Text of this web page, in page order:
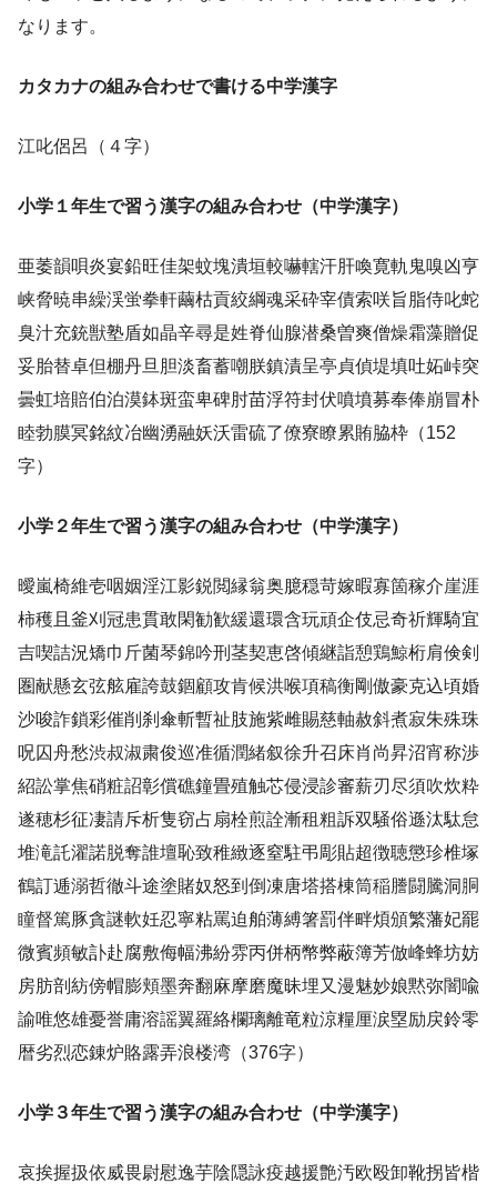
なります。
カタカナの組み合わせで書ける中学漢字
江叱侶呂（４字）
小学１年生で習う漢字の組み合わせ（中学漢字）
亜萎韻唄炎宴鉛旺佳架蚊塊潰垣較嚇轄汗肝喚寛軌鬼嗅凶亨
峡脅暁串繰渓蛍拳軒繭枯貢絞綱魂采砕宰債索咲旨脂侍叱蛇
臭汁充銃獣塾盾如晶辛尋是姓脊仙腺潜桑曽爽僧燥霜藻贈促
妥胎替卓但棚丹旦胆淡畜蓄嘲朕鎮漬呈亭貞偵堤填吐妬峠突
曇虹培賠伯泊漠鉢斑蛮卑碑肘苗浮符封伏噴墳募奉俸崩冒朴
睦勃膜冥銘紋冶幽湧融妖沃雷硫了僚寮瞭累賄脇枠（152
字）
小学２年生で習う漢字の組み合わせ（中学漢字）
曖嵐椅維壱咽姻淫江影鋭閲縁翁奥臆穏苛嫁暇寡箇稼介崖涯
柿穫且釜刈冠患貫敢閑勧歓緩還環含玩頑企伎忌奇祈輝騎宜
吉喫詰況矯巾斤菌琴錦吟刑茎契恵啓傾継詣憩鶏鯨桁肩倹剣
圏献懸玄弦舷雇誇鼓錮顧攻肯候洪喉項稿衡剛傲豪克込頃婚
沙唆詐鎖彩催削刹傘斬暫祉肢施紫雌賜慈軸赦斜煮寂朱殊珠
呪囚舟愁渋叔淑粛俊巡准循潤緒叙徐升召床肖尚昇沼宵称渉
紹訟掌焦硝粧詔彰償礁鐘畳殖触芯侵浸診審薪刃尽須吹炊粋
遂穂杉征凄請斥析隻窃占扇栓煎詮漸租粗訴双騒俗遜汰駄怠
堆滝託濯諾脱奪誰壇恥致稚緻逐窒駐弔彫貼超徴聴懲珍椎塚
鶴訂逓溺哲徹斗途塗賭奴怒到倒凍唐塔搭棟筒稲謄闘騰洞胴
瞳督篤豚貪謎軟妊忍寧粘罵迫舶薄縛箸罰伴畔煩頒繁藩妃罷
微賓頻敏訃赴腐敷侮幅沸紛雰丙併柄幣弊蔽簿芳倣峰蜂坊妨
房肪剖紡傍帽膨頬墨奔翻麻摩磨魔昧埋又漫魅妙娘黙弥闇喩
諭唯悠雄憂誉庸溶謡翼羅絡欄璃離竜粒涼糧厘涙塁励戻鈴零
暦劣烈恋錬炉賂露弄浪楼湾（376字）
小学３年生で習う漢字の組み合わせ（中学漢字）
哀挨握扱依威畏尉慰逸芋陰隠詠疫越援艶汚欧殴卸靴拐皆楷